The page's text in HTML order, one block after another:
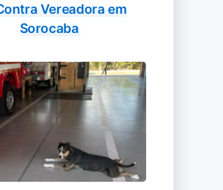
Vereadora em
Sorocaba